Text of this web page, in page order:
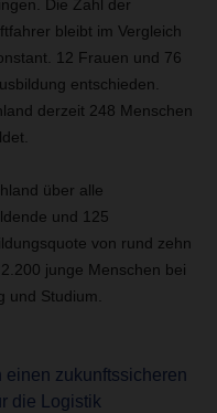
Die Zahl der
bleibt im Vergleich
12 Frauen und 76
entschieden.
derzeit 248 Menschen
über alle
und 125
von rund zehn
junge Menschen bei
und Studium.
einen zukunftssicheren
die Logistik